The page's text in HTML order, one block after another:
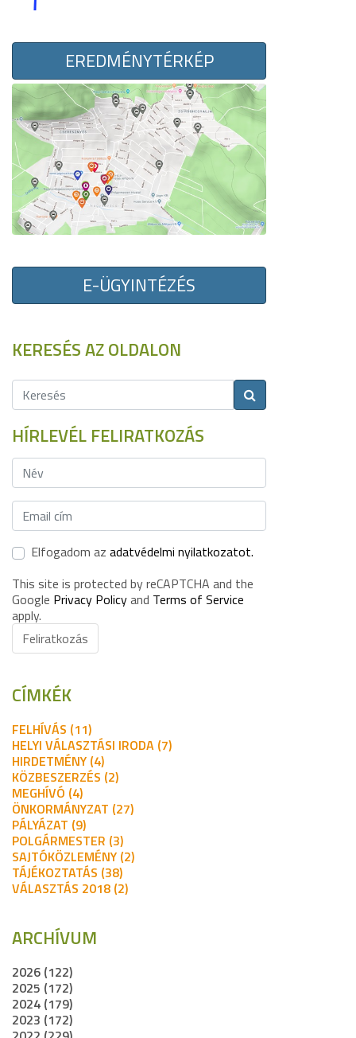
EREDMÉNYTÉRKÉP
E-ÜGYINTÉZÉS
KERESÉS AZ OLDALON
HÍRLEVÉL FELIRATKOZÁS
Elfogadom az adatvédelmi nyilatkozatot.
This site is protected by reCAPTCHA and the
Google Privacy Policyand Terms of Service
apply.
Feliratkozás
CÍMKÉK
FELHÍVÁS (11)
HELYI VÁLASZTÁSI IRODA (7)
HIRDETMÉNY (4)
KÖZBESZERZÉS (2)
MEGHÍVÓ (4)
ÖNKORMÁNYZAT (27)
PÁLYÁZAT (9)
POLGÁRMESTER (3)
SAJTÓKÖZLEMÉNY (2)
TÁJÉKOZTATÁS (38)
VÁLASZTÁS 2018 (2)
ARCHÍVUM
2026 (122)
2025 (172)
2024 (179)
2023 (172)